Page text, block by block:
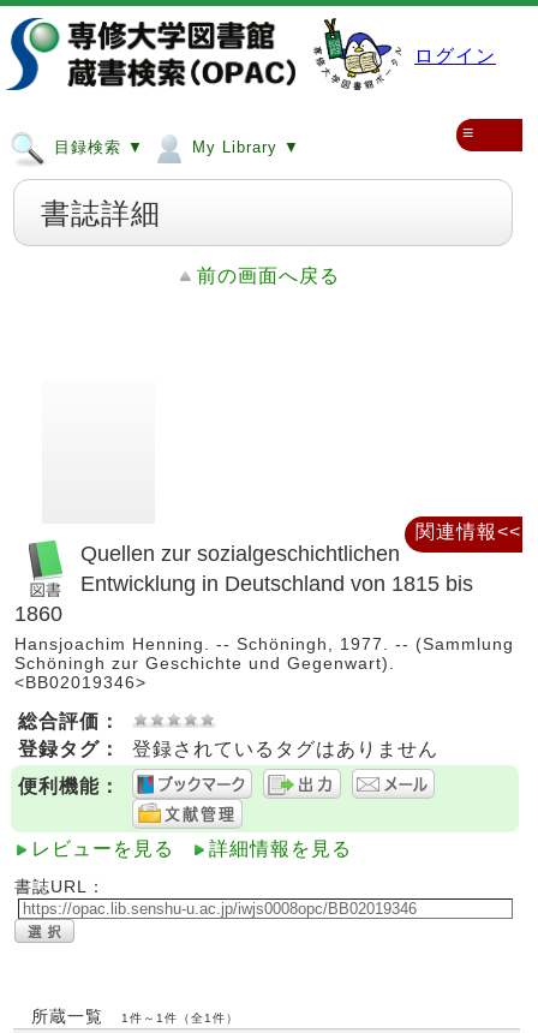
ログイン
目録検索 ▼ My Library ▼
≡
書誌詳細
前の画面へ戻る
Quellen zur sozialgeschichtlichen
Entwicklung in Deutschland von 1815 bis
1860
Hansjoachim Henning. -- Schöningh, 1977. -- (Sammlung
Schöningh zur Geschichte und Gegenwart).
<BB02019346>
総合評価：
登録タグ：
登録されているタグはありません
便利機能：
レビューを見る 詳細情報を見る
書誌URL：
所蔵一覧 1件～1件（全1件）
関連情報<<